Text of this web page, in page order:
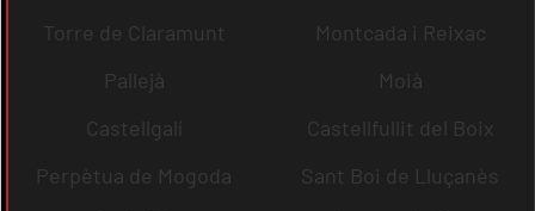
Torre de Claramunt
Montcada i Reixac
Pallejà
Moià
Castellgalí
Castellfullit del Boix
Perpètua de Mogoda
Sant Boi de Lluçanès